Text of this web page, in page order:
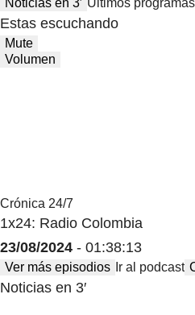
Noticias en 3′ Últimos programas
Estas escuchando
Mute
Crónica 24/7
1x24: Radio Colombia
23/08/2024- 01:38:13
Ver más episodios